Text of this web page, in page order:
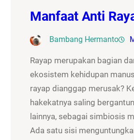
Manfaat Anti
Bambang Hermanto
Rayap merupakan bagian
ekosistem kehidupan
rayap dianggap merusak?
hakekatnya saling
lainnya, sebagai simbiosis
Ada satu sisi